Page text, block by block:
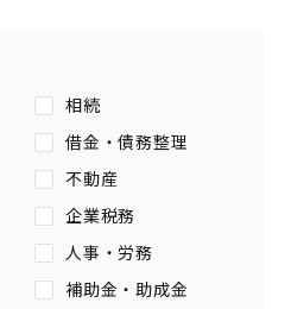
相続
借金・債務整理
不動産
企業税務
人事・労務
補助金・助成金